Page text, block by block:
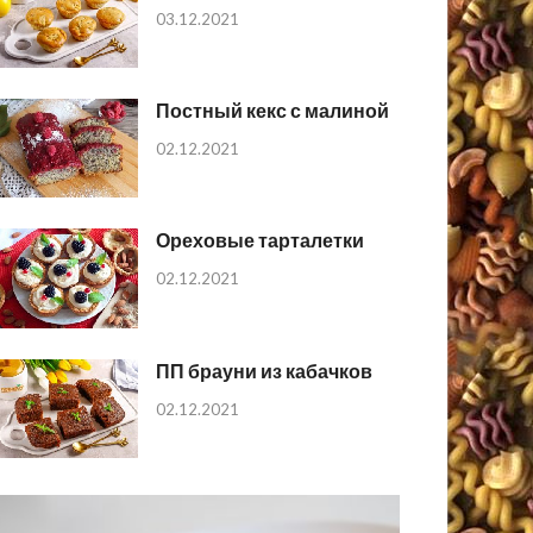
03.12.2021
Постный кекс с малиной
02.12.2021
Ореховые тарталетки
02.12.2021
ПП брауни из кабачков
02.12.2021